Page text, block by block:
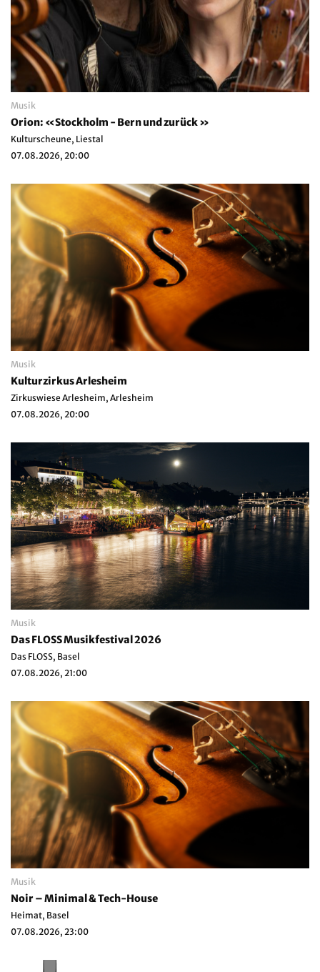
Musik
Orion: «Stockholm - Bern und zurück »
Kulturscheune, Liestal
07.08.2026, 20:00
Musik
Kulturzirkus Arlesheim
Zirkuswiese Arlesheim, Arlesheim
07.08.2026, 20:00
Musik
Das FLOSS Musikfestival 2026
Das FLOSS, Basel
07.08.2026, 21:00
Musik
Noir – Minimal & Tech-House
Heimat, Basel
07.08.2026, 23:00